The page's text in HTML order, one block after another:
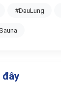
#DauLung
đây